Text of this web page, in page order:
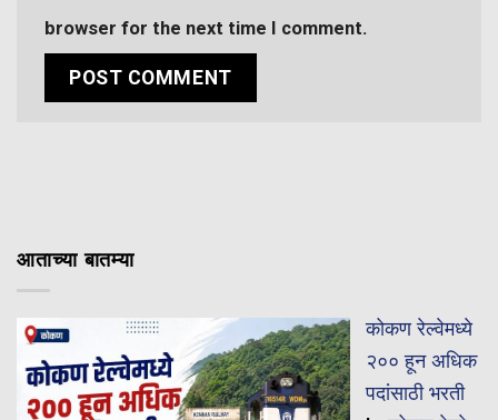
browser for the next time I comment.
आताच्या बातम्या
कोकण रेल्वेमध्ये
२०० हून अधिक
पदांसाठी भरती